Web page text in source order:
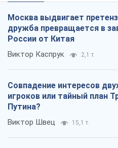
Москва выдвигает
дружба превращается в
России от Китая
Виктор Каспрук 2,1 т.
Совпадение интересов
игроков или тайный план
Путина?
Виктор Швец 15,1 т.